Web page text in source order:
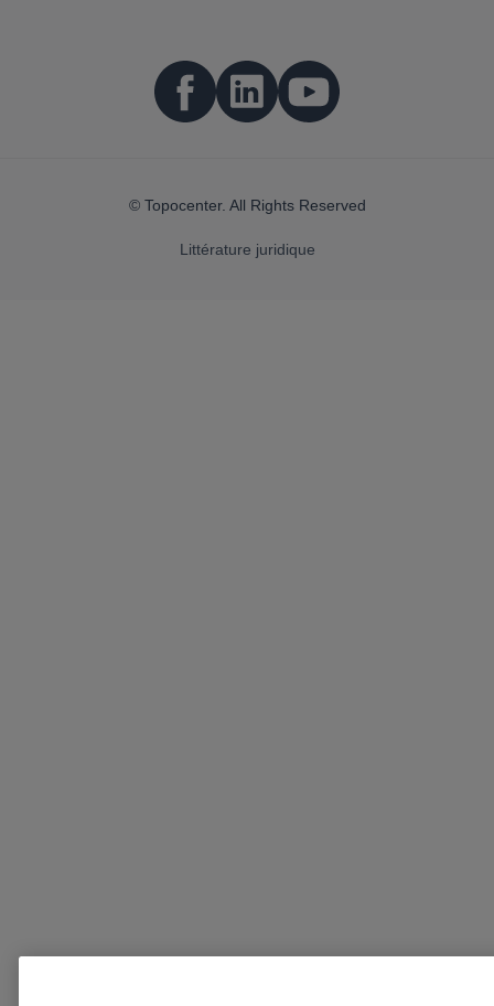
© Topocenter. All Rights Reserved
Littérature juridique